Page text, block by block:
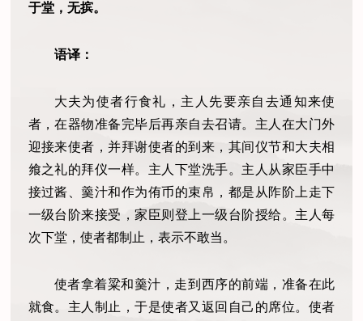
于堂，无摈。
语译：
大夫为使者行食礼，主人先要亲自去通知来使
者，在器物准备完毕后再亲自去召请。主人在大门外
迎接来使者，并拜谢使者的到来，其间仪节和大夫相
飨之礼的拜仪一样。主人下堂洗手。主人从家臣手中
接过酱、羹汁和作为侑币的束帛，都是从阼阶上走下
一级台阶来接受，家臣则登上一级台阶授给。主人每
次下堂，使者都制止，表示不敢当。
使者拿着粱和羹汁，走到西序的前端，准备在此
就食。主人制止，于是使者又返回自己的席位。使者